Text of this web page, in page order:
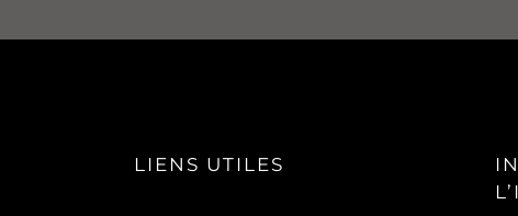
LIENS UTILES